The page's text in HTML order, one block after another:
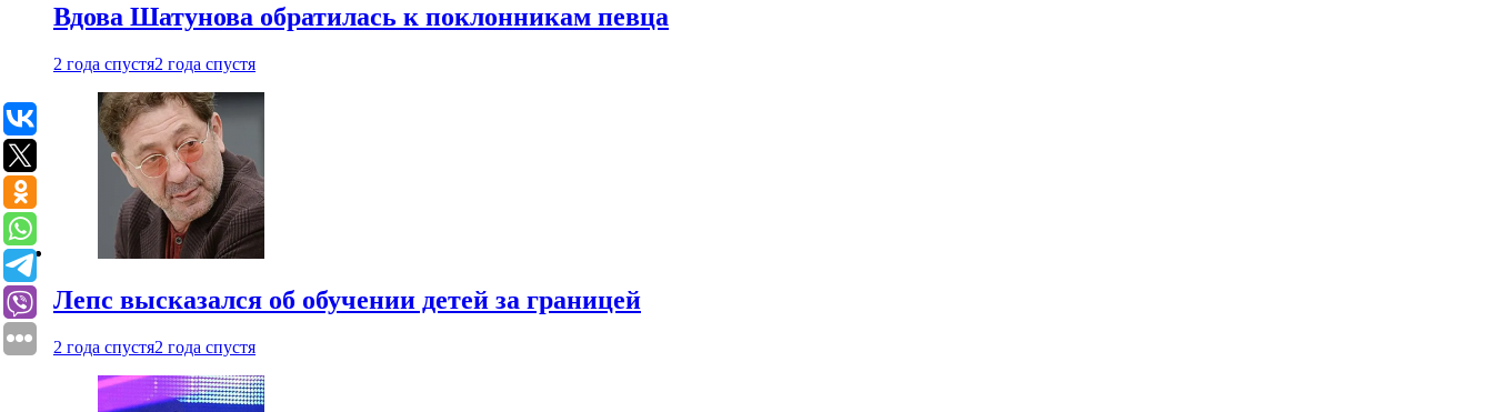
Вдова Шатунова обратилась к поклонникам певца
2 года спустя2 года спустя
Лепс высказался об обучении детей за границей
2 года спустя2 года спустя